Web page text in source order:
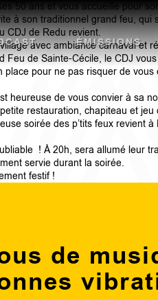
ÉMISSIONS
50 ans et vous accueille pour
à son traditionnel grand feu,
CDJ de Redu revient.
avec ambiance carnaval et
Feu de Sainte-Cécile, le CDJ
place pour ne pas risquer de vous
heureuse de vous convier à sa
restauration, chapiteau et
soirée des p’tits feux revient
! À 20h, sera allumé leur
servie durant la soirée.
festif !
de